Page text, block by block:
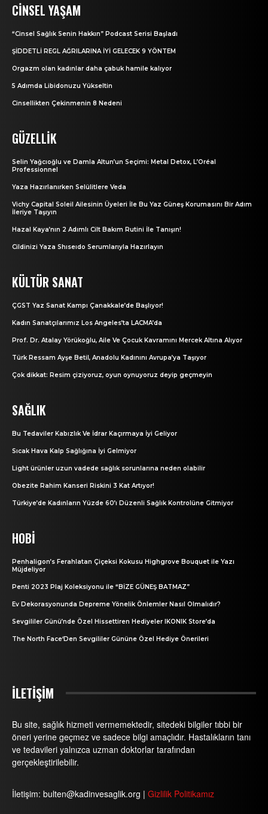
CINSEL YAŞAM
“Cinsel Sağlık Senin Hakkın” Podcast Serisi Başladı
ŞİDDETLİ REGL AĞRILARINA İYİ GELECEK 9 YÖNTEM
Orgazm olan kadınlar daha çabuk hamile kalıyor
5 Adımda Libidonuzu Yükseltin
Cinsellikten Çekinmenin 8 Nedeni
GÜZELLIK
Selin Yağcıoğlu ve Damla Altun’un Seçimi: Metal Detox, L’Oréal
Professionnel
Yaza Hazırlanırken Selülitlere Veda
Vichy Capital Soleil Ailesinin Üyeleri İle Bu Yaz Güneş Korumasını Bir Adım
İleriye Taşıyın
Hazal Kaya’nın 2 Adımlı Cilt Bakım Rutini İle Tanışın!
Cildinizi Yaza Shıseıdo Serumlarıyla Hazırlayın
KÜLTÜR SANAT
ÇGST Yaz Sanat Kampı Çanakkale’de Başlıyor!
Kadın Sanatçılarımız Los Angeles’ta LACMA’da
Prof. Dr. Atalay Yörükoğlu, Aile Ve Çocuk Kavramını Mercek Altına Alıyor
Türk Ressam Ayşe Betil, Anadolu Kadınını Avrupa’ya Taşıyor
Çok dikkat: Resim çiziyoruz, oyun oynuyoruz deyip geçmeyin
SAĞLIK
Bu Tedaviler Kabızlık Ve İdrar Kaçırmaya İyi Geliyor
Sıcak Hava Kalp Sağlığına İyi Gelmiyor
Light ürünler uzun vadede sağlık sorunlarına neden olabilir
Obezite Rahim Kanseri Riskini 3 Kat Artıyor!
Türkiye’de Kadınların Yüzde 60’ı Düzenli Sağlık Kontrolüne Gitmiyor
HOBI
Penhaligon’s Ferahlatan Çiçeksi Kokusu Highgrove Bouquet ile Yazı
Müjdeliyor
Penti 2023 Plaj Koleksiyonu ile “BİZE GÜNEŞ BATMAZ”
Ev Dekorasyonunda Depreme Yönelik Önlemler Nasıl Olmalıdır?
Sevgililer Günü’nde Özel Hissettiren Hediyeler IKONIK Store’da
The North Face‘Den Sevgililer Gününe Özel Hediye Önerileri
İLETİŞİM
Bu site, sağlık hizmeti vermemektedir, sitedeki bilgiler tıbbi bir
öneri yerine geçmez ve sadece bilgi amaçlıdır. Hastalıkların tanı
ve tedavileri yalnızca uzman doktorlar tarafından
gerçekleştirilebilir.
İletişim: bulten@kadinvesaglik.org | Gizlilik Politikamız